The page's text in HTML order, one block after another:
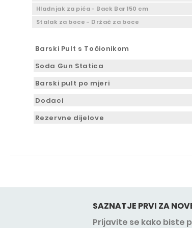
Hladnjak za pića - Back Bar 150 cm
Stalak za boce - Držač za boce
Barski Pult s Točionikom
Soda Gun Statica
Barski pult po mjeri
Dodaci
Rezervne dijelove
SAZNATJE PRVI ZA
Prijavite se kako biste